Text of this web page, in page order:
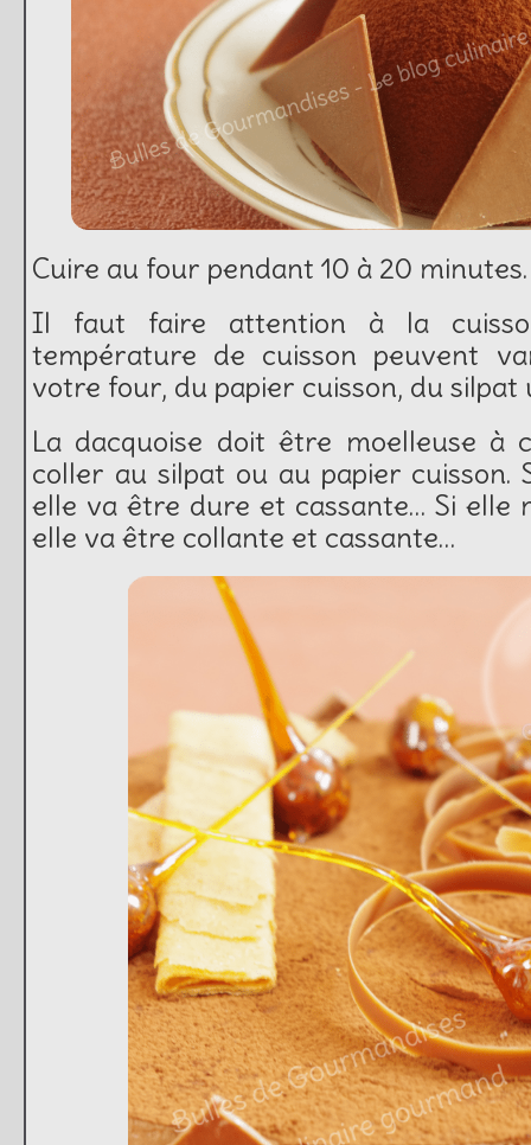
Cuire au four pendant 10 à 20 minutes.
Il faut faire attention à la
température de cuisson peuvent
votre four, du papier cuisson, du silpat
La dacquoise doit être moelleuse
coller au silpat ou au papier cuisson.
elle va être dure et cassante… Si elle
elle va être collante et cassante…